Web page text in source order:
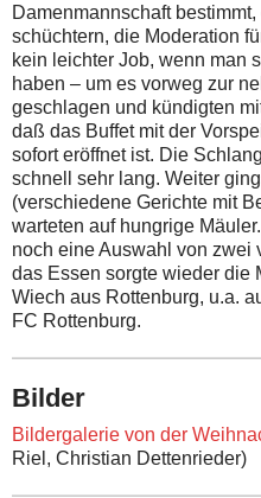
Damenmannschaft
schüchtern, die Moderation
kein leichter Job, wenn man
haben – um es vorweg zur
geschlagen und kündigten
daß das Buffet mit der
sofort eröffnet ist. Die
schnell sehr lang. Weiter
(verschiedene Gerichte mit
warteten auf hungrige
noch eine Auswahl von zwei
das Essen sorgte wieder die
Wiech aus Rottenburg, u.a.
FC Rottenburg.
Bilder
Bildergalerie von der
Riel, Christian Dettenrieder)